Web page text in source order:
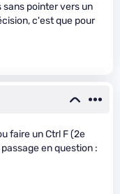
pointer vers un
c'est que pour
faire un Ctrl F (2e
en question :